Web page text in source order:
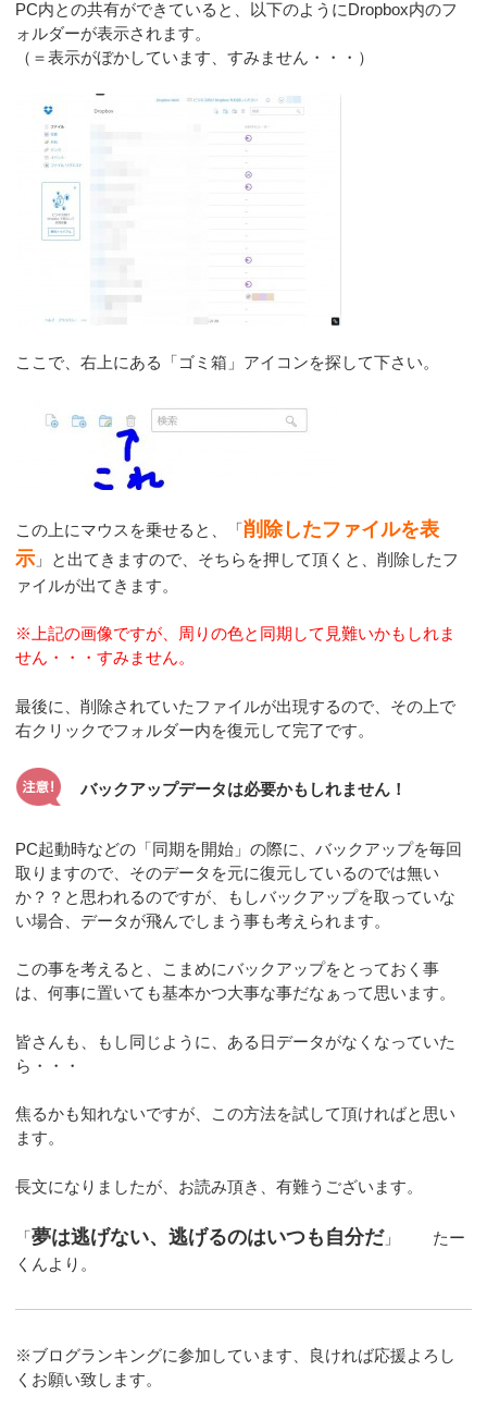
PC内との共有ができていると、以下のようにDropbox内のフ
ォルダーが表示されます。
（＝表示がぼかしています、すみません・・・）
ここで、右上にある「ゴミ箱」アイコンを探して下さい。
この上にマウスを乗せると、「削除したファイルを表
示 」と出てきますので、そちらを押して頂くと、削除したフ
ァイルが出てきます。
※上記の画像ですが、周りの色と同期して見難いかもしれま
せん・・・すみません。
最後に、削除されていたファイルが出現するので、その上で
右クリックでフォルダー内を復元して完了です。
バックアップデータは必要かもしれません！
PC起動時などの「同期を開始」の際に、バックアップを毎回
取りますので、そのデータを元に復元しているのでは無い
か？？と思われるのですが、もしバックアップを取っていな
い場合、データが飛んでしまう事も考えられます。
この事を考えると、こまめにバックアップをとっておく事
は、何事に置いても基本かつ大事な事だなぁって思います。
皆さんも、もし同じように、ある日データがなくなっていた
ら・・・
焦るかも知れないですが、この方法を試して頂ければと思い
ます。
長文になりましたが、お読み頂き、有難うございます。
「夢は逃げない、逃げるのはいつも自分だ 」 たー
くんより。
※ブログランキングに参加しています、良ければ応援よろし
くお願い致します。